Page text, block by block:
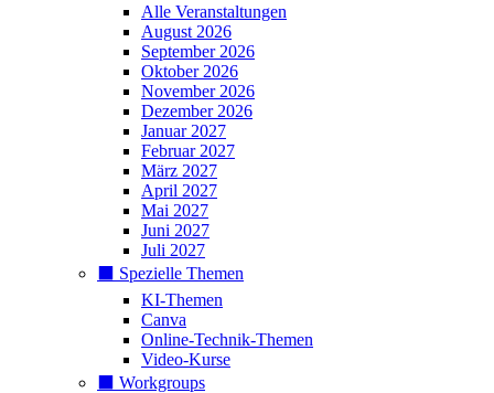
Alle Veranstaltungen
August 2026
September 2026
Oktober 2026
November 2026
Dezember 2026
Januar 2027
Februar 2027
März 2027
April 2027
Mai 2027
Juni 2027
Juli 2027
⬛️ Spezielle Themen
KI-Themen
Canva
Online-Technik-Themen
Video-Kurse
⬛️ Workgroups